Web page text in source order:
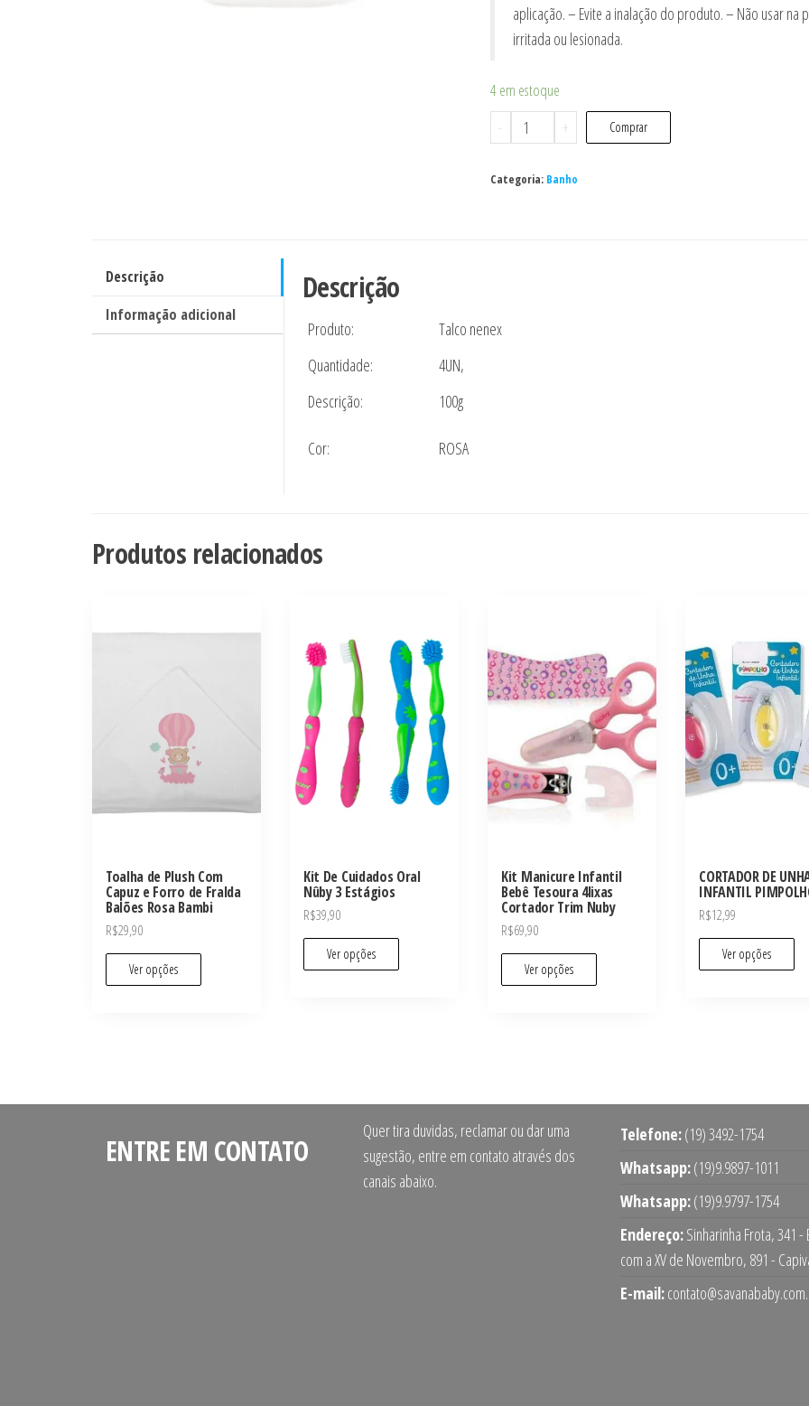
aplicação. – Evite a inalação do produto. – Não usar na
irritada ou lesionada.
4 em estoque
-
Talco
Nenex
Rosa
+ Comprar
Categoria: Banho
Descrição
Informação adicional
Descrição
Produto:
Talco nenex
Quantidade:
4UN,
Descrição:
100g
Cor: ROSA
Produtos relacionados
Toalha de Plush Com
Capuz e Forro de Fralda
Balões Rosa Bambi
R$29,90
Ver opções
Kit De Cuidados Oral
Nûby 3 Estágios
R$39,90
Ver opções
Kit Manicure Infantil
Bebê Tesoura 4lixas
Cortador Trim Nuby
R$69,90
Ver opções
CORTADOR DE
INFANTIL
R$12,99
Ver opções
ENTRE EM CONTATO
Quer tira duvidas, reclamar ou dar uma
sugestão, entre em contato através dos
canais abaixo.
Telefone:(19) 3492-1754
Whatsapp:(19)9.9897-1011
Whatsapp:(19)9.9797-1754
Endereço:Sinharinha Frota, 341 -
com a XV de Novembro, 891 -
E-mail: